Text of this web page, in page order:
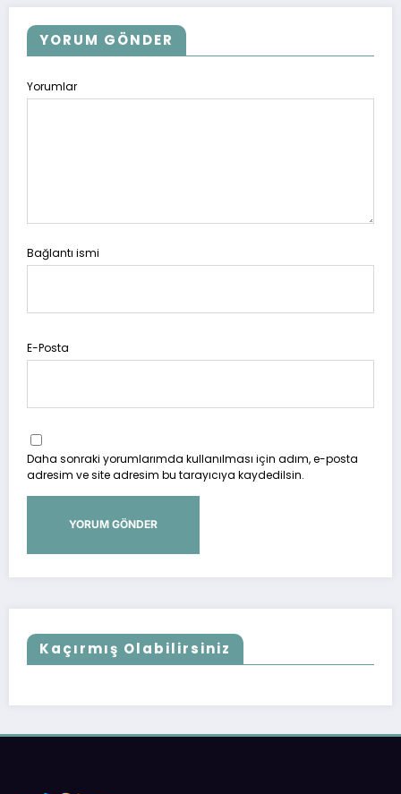
YORUM GÖNDER
Yorumlar
Bağlantı ismi
E-Posta
Daha sonraki yorumlarımda kullanılması için adım, e-posta
adresim ve site adresim bu tarayıcıya kaydedilsin.
Kaçırmış Olabilirsiniz